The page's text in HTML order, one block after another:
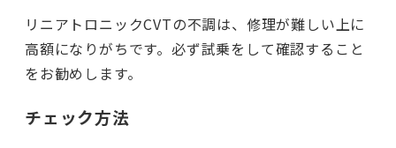
リニアトロニックCVTの不調は、修理が難しい上に
高額になりがちです。必ず試乗をして確認すること
をお勧めします。
チェック方法